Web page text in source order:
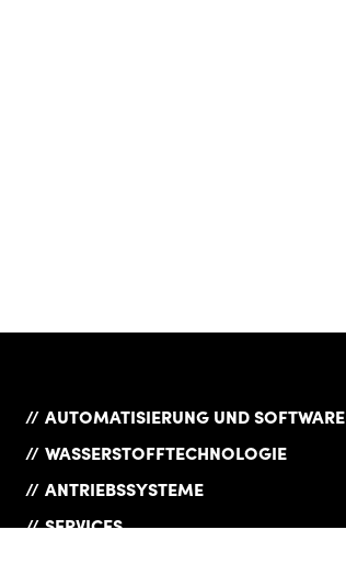
AUTOMATISIERUNG UND SOFTWARE
WASSERSTOFFTECHNOLOGIE
ANTRIEBSSYSTEME
SERVICES